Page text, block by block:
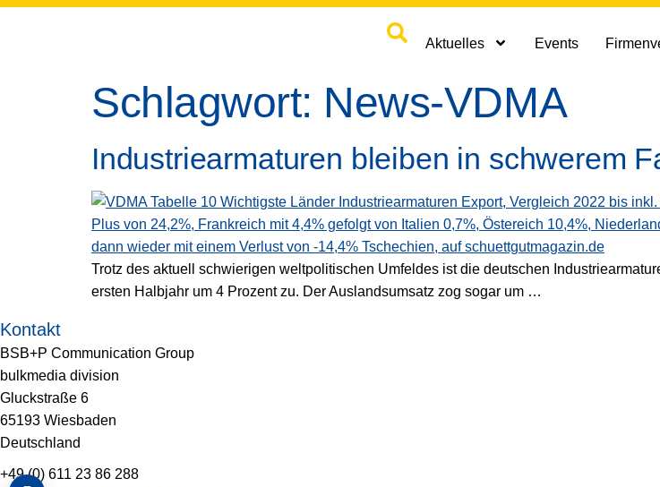
Aktuelles
Events
Schlagwort: News-VDMA
Industriearmaturen bleiben in schwerem
Trotz des aktuell schwierigen weltpolitischen Umfeldes ist die deutschen
ersten Halbjahr um 4 Prozent zu. Der Auslandsumsatz zog sogar um …
Kontakt
BSB+P Communication Group
bulkmedia division
Gluckstraße 6
65193 Wiesbaden
Deutschland
+49 (0) 611 23 86 288